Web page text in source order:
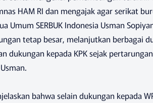
HAM RI dan mengajak agar serikat
Umum SERBUK Indonesia Usman
tetap besar, melanjutkan berbagai
dukungan kepada KPK sejak
bahwa selain dukungan kepada